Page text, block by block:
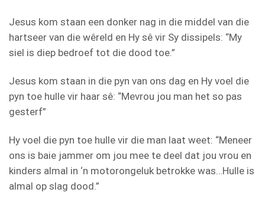
Jesus kom staan een donker nag in die middel van die
hartseer van die wêreld en Hy sê vir Sy dissipels: “My
siel is diep bedroef tot die dood toe.”
Jesus kom staan in die pyn van ons dag en Hy voel die
pyn toe hulle vir haar sê: “Mevrou jou man het so pas
gesterf”
Hy voel die pyn toe hulle vir die man laat weet: “Meneer
ons is baie jammer om jou mee te deel dat jou vrou en
kinders almal in ‘n motorongeluk betrokke was…Hulle is
almal op slag dood.”